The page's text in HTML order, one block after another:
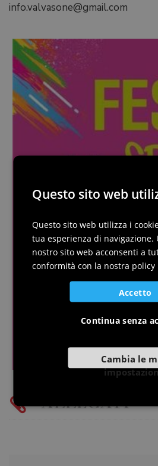
info.valvasone@gmail.com
ALLEGATI
Questo sito web
Questo sito web utilizza i
tua esperienza di navigazione.
nostro sito web acconsenti a
conformità con la nostra policy
Accetto
Continua senza
Cambia le